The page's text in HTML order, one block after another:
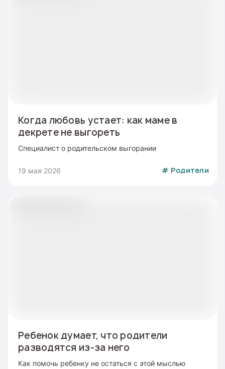
Когда любовь устает: как маме в
декрете не выгореть
Специалист о родительском выгорании
19 мая 2026 # Родители
Ребенок думает, что родители
разводятся из-за него
Как помочь ребенку не остаться с этой мыслью